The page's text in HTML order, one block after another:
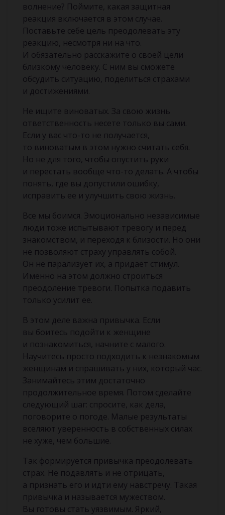
волнение? Поймите, какая защитная
реакция включается в этом случае.
Поставьте себе цель преодолевать эту
реакцию, несмотря ни на что.
И обязательно расскажите о своей цели
близкому человеку. С ним вы сможете
обсудить ситуацию, поделиться страхами
и достижениями.
Не ищите виноватых. За свою жизнь
ответственность несете только вы сами.
Если у вас что-то не получается,
то виноватым в этом нужно считать себя.
Но не для того, чтобы опустить руки
и перестать вообще что-то делать. А чтобы
понять, где вы допустили ошибку,
исправить ее и улучшить свою жизнь.
Все мы боимся. Эмоционально независимые
люди тоже испытывают тревогу и перед
знакомством, и переходя к близости. Но они
не позволяют страху управлять собой.
Он не парализует их, а придает стимул.
Именно на этом должно строиться
преодоление тревоги. Попытка подавить
только усилит ее.
В этом деле важна привычка. Если
вы боитесь подойти к женщине
и познакомиться, начните с малого.
Научитесь просто подходить к незнакомым
женщинам и спрашивать у них, который час.
Занимайтесь этим достаточно
продолжительное время. Потом сделайте
следующий шаг: спросите, как дела,
поговорите о погоде. Малые результаты
вселяют уверенность в собственных силах
не хуже, чем большие.
Так формируется привычка преодолевать
страх. Не подавлять и не отрицать,
а признать его и идти ему навстречу. Такая
привычка и называется мужеством.
Вы готовы стать уязвимым. Яркий,